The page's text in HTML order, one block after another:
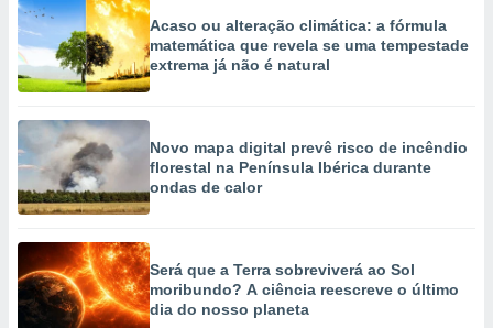
Acaso ou alteração climática: a fórmula
matemática que revela se uma tempestade
extrema já não é natural
Novo mapa digital prevê risco de incêndio
florestal na Península Ibérica durante
ondas de calor
Será que a Terra sobreviverá ao Sol
moribundo? A ciência reescreve o último
dia do nosso planeta